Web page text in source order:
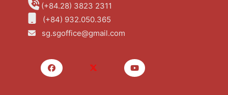
(+84.28) 3823 2311
(+84) 932.050.365
sg.sgoffice@gmail.com